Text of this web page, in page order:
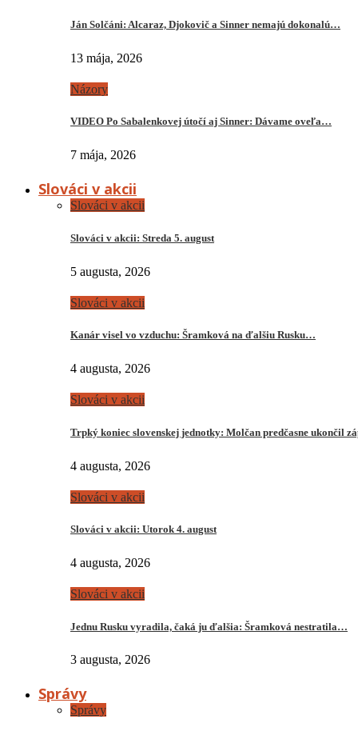
Ján Solčáni: Alcaraz, Djokovič a Sinner nemajú dokonalú…
13 mája, 2026
Názory
VIDEO Po Sabalenkovej útočí aj Sinner: Dávame oveľa…
7 mája, 2026
Slováci v akcii
Slováci v akcii
Slováci v akcii: Streda 5. august
5 augusta, 2026
Slováci v akcii
Kanár visel vo vzduchu: Šramková na ďalšiu Rusku…
4 augusta, 2026
Slováci v akcii
Trpký koniec slovenskej jednotky: Molčan predčasne ukončil
4 augusta, 2026
Slováci v akcii
Slováci v akcii: Utorok 4. august
4 augusta, 2026
Slováci v akcii
Jednu Rusku vyradila, čaká ju ďalšia: Šramková nestratila…
3 augusta, 2026
Správy
Správy